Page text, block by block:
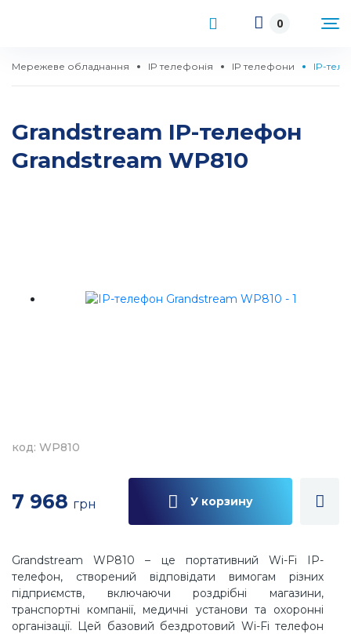
0
Мережеве обладнання IP телефонія IP телефони IP-
Grandstream IP-телефон
Grandstream WP810
код: WP810
7 968 грн У корзину
Grandstream WP810 – це портативний Wi-Fi IP-
телефон, створений відповідати вимогам різних
підприємств, включаючи роздрібні магазини,
транспортні компанії, медичні установи та охоронні
організації. Цей базовий бездротовий Wi-Fi телефон